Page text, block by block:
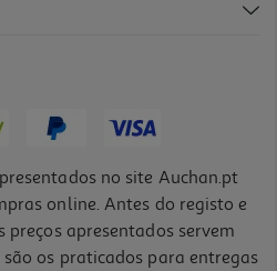
no site Auchan.pt
online. Antes do registo e
apresentados servem
os praticados para entregas